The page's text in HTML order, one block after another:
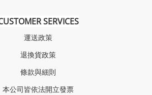
SERVICES
運送政策
退換貨政策
條款與細則
本公司皆依法開立發票